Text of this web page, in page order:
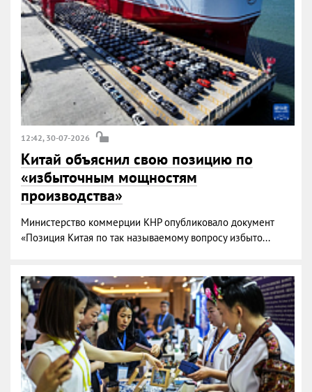
12:42, 30-07-2026
Китай объяснил свою позицию по
«избыточным мощностям
производства»
Министерство коммерции КНР опубликовало документ
«Позиция Китая по так называемому вопросу избыто...